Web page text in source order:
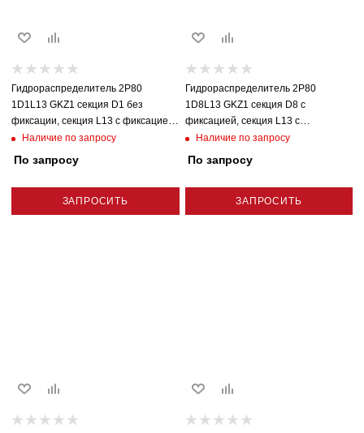
Гидрораспределитель 2P80
1D1L13 GKZ1 секция D1 без
фиксации, секция L13 с фиксацией
плавающая Badestnost (Болгария)
Наличие по запросу
По запросу
ЗАПРОСИТЬ
Гидрораспределитель 2P80
1D8L13 GKZ1 секция D8 с
фиксацией, секция L13 с
фиксацией плавающая Badestnost
(Болгария)
Наличие по запросу
По запросу
ЗАПРОСИТЬ